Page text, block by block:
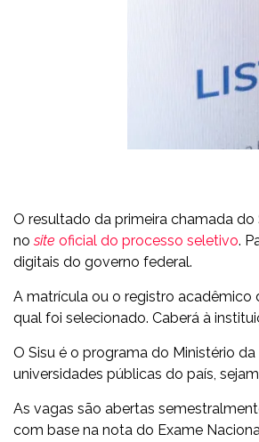
O resultado da primeira chamada do
nosite oficial do processo seletivo.
digitais do governo federal.
A matrícula ou o registro acadêmico
qual foi selecionado. Caberá à
O Sisu é o programa do Ministério
universidades públicas do país,
As vagas são abertas
com base na nota do Exame